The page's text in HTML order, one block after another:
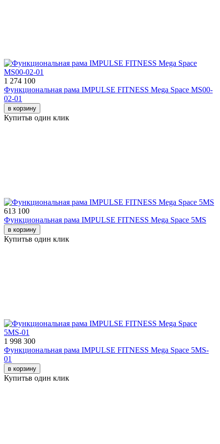
1 274 100
Функциональная рама IMPULSE FITNESS Mega Space MS00-
02-01
в корзину
Купитьв один клик
613 100
Функциональная рама IMPULSE FITNESS Mega Space 5MS
в корзину
Купитьв один клик
1 998 300
Функциональная рама IMPULSE FITNESS Mega Space 5MS-
01
в корзину
Купитьв один клик